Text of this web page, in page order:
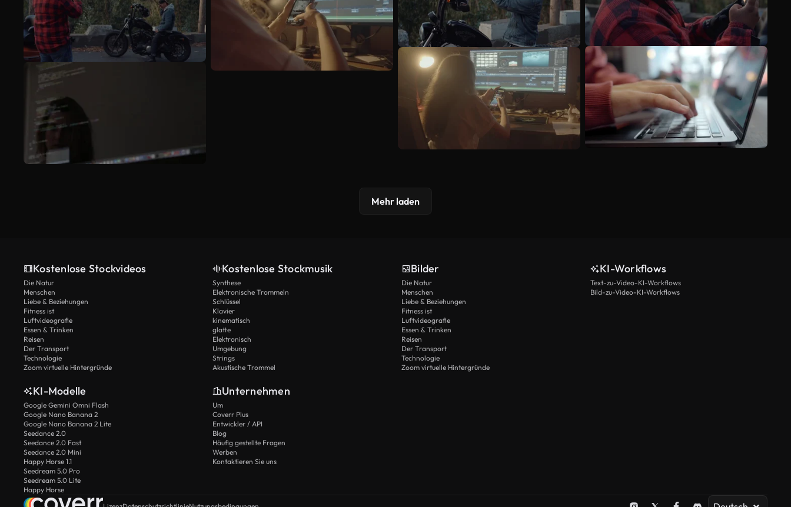
Mehr laden
Kostenlose Stockvideos
Die Natur
Menschen
Liebe & Beziehungen
Fitness ist
Luftvideografie
Essen & Trinken
Reisen
Der Transport
Technologie
Zoom virtuelle Hintergründe
Kostenlose Stockmusik
Synthese
Elektronische Trommeln
Schlüssel
Klavier
kinematisch
glatte
Elektronisch
Umgebung
Strings
Akustische Trommel
Bilder
Die Natur
Menschen
Liebe & Beziehungen
Fitness ist
Luftvideografie
Essen & Trinken
Reisen
Der Transport
Technologie
Zoom virtuelle Hintergründe
KI-Workflows
Text-zu-Video-KI-Workflows
Bild-zu-Video-KI-Workflows
KI-Modelle
Google Gemini Omni Flash
Google Nano Banana 2
Google Nano Banana 2 Lite
Seedance 2.0
Seedance 2.0 Fast
Seedance 2.0 Mini
Happy Horse 1.1
Seedream 5.0 Pro
Seedream 5.0 Lite
Happy Horse
Unternehmen
Um
Coverr Plus
Entwickler / API
Blog
Häufig gestellte Fragen
Werben
Kontaktieren Sie uns